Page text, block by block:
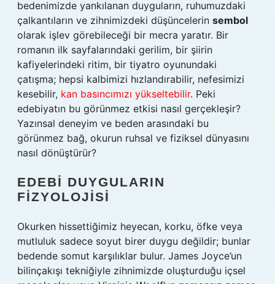
bedenimizde yankılanan duyguların, ruhumuzdaki
çalkantıların ve zihnimizdeki düşüncelerin sembol
olarak işlev görebileceği bir mecra yaratır. Bir
romanın ilk sayfalarındaki gerilim, bir şiirin
kafiyelerindeki ritim, bir tiyatro oyunundaki
çatışma; hepsi kalbimizi hızlandırabilir, nefesimizi
kesebilir, kan basıncımızı yükseltebilir. Peki
edebiyatın bu görünmez etkisi nasıl gerçekleşir?
Yazınsal deneyim ve beden arasındaki bu
görünmez bağ, okurun ruhsal ve fiziksel dünyasını
nasıl dönüştürür?
EDEBI DUYGULARIN
FIZYOLOJISI
Okurken hissettiğimiz heyecan, korku, öfke veya
mutluluk sadece soyut birer duygu değildir; bunlar
bedende somut karşılıklar bulur. James Joyce’un
bilinçakışı tekniğiyle zihnimizde oluşturduğu içsel